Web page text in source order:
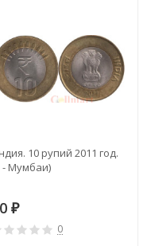
10 рупий 2011 год.
- Мумбаи)
₽
0